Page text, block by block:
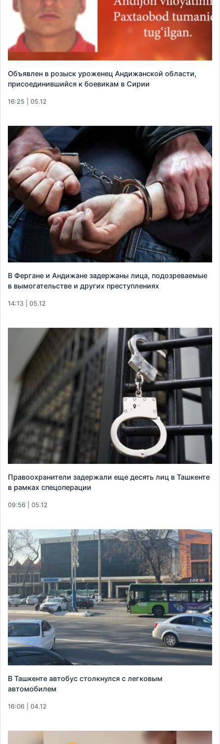
Объявлен в розыск уроженец Андижанской области,
присоединившийся к боевикам в Сирии
16:25 | 05.12
В Фергане и Андижане задержаны лица, подозреваемые
в вымогательстве и других преступлениях
14:13 | 05.12
Правоохранители задержали еще десять лиц в Ташкенте
в рамках спецоперации
09:56 | 05.12
В Ташкенте автобус столкнулся с легковым
автомобилем
16:06 | 04.12